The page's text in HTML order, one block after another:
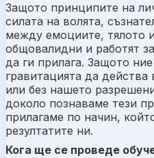
Защото принципите на
силата на волята,
между емоциите, тялото
общовалидни и работят
да ги прилага. Защото
гравитацията да действа
или без нашето
доколо познаваме тези
прилагаме по начин,
резултатите ни.
Кога ще се проведе